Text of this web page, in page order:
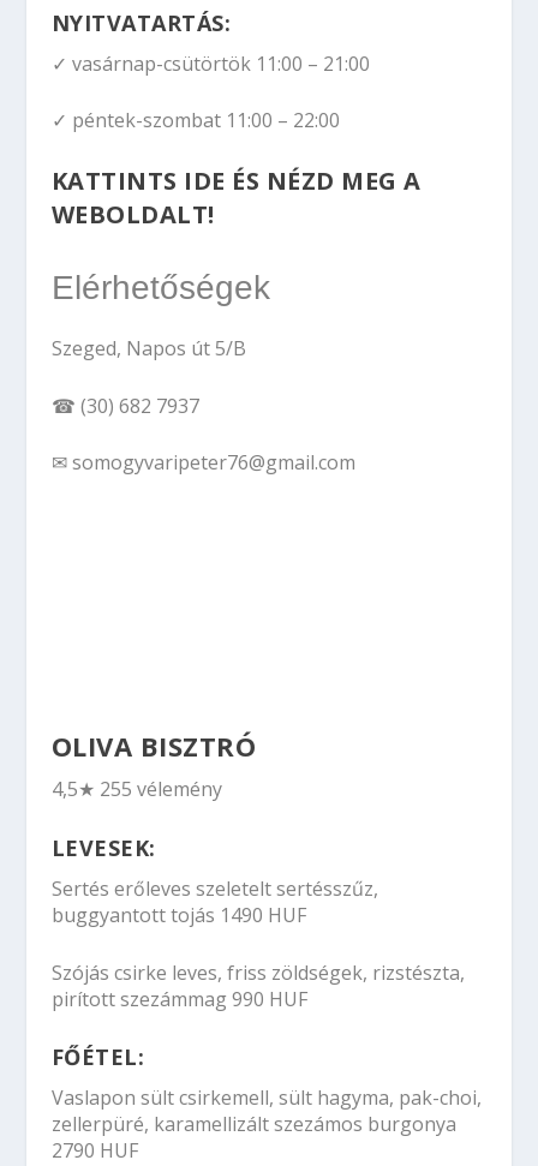
NYITVATARTÁS:
✓ vasárnap-csütörtök 11:00 – 21:00
✓ péntek-szombat 11:00 – 22:00
KATTINTS IDE ÉS NÉZD MEG A
WEBOLDALT!
Elérhetőségek
Szeged, Napos út 5/B
☎ (30) 682 7937
✉ somogyvaripeter76@gmail.com
OLIVA BISZTRÓ
4,5★ 255 vélemény
LEVESEK:
Sertés erőleves szeletelt sertésszűz,
buggyantott tojás 1490 HUF
Szójás csirke leves, friss zöldségek, rizstészta,
pirított szezámmag 990 HUF
FŐÉTEL:
Vaslapon sült csirkemell, sült hagyma, pak-choi,
zellerpüré, karamellizált szezámos burgonya
2790 HUF